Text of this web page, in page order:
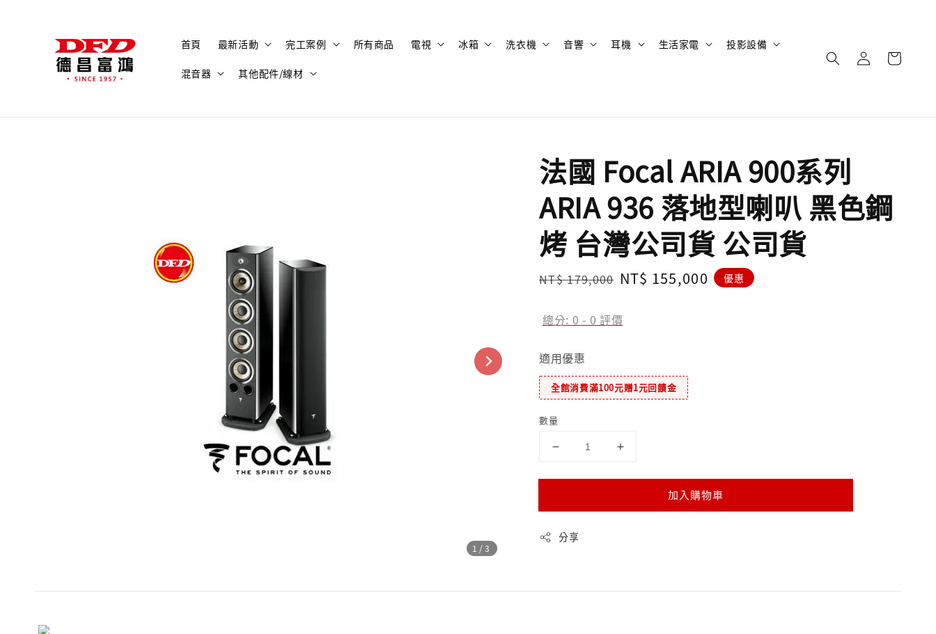
首頁 最新活動 完工案例 所有商品 電視 冰箱 洗衣機 音響 耳機 生活家電 投影設備
混音器 其他配件/線材
1 /3
法國 Focal ARIA 900系列
ARIA 936 落地型喇叭 黑色鋼
烤 台灣公司貨 公司貨
Regular
NT$ 179,000 Sale
NT$ 155,000 優惠
總分: 0 - 0 評價
適用優惠
全館消費滿100元贈1元回饋金
數量
加入購物車
分享